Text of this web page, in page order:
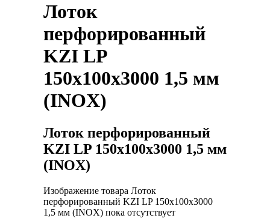
Лоток
перфорированный
KZI LP
150x100х3000 1,5 мм
(INOX)
Лоток перфорированный
KZI LP 150x100х3000 1,5 мм
(INOX)
Изображение товара Лоток
перфорированный KZI LP 150x100х3000
1,5 мм (INOX) пока отсутствует